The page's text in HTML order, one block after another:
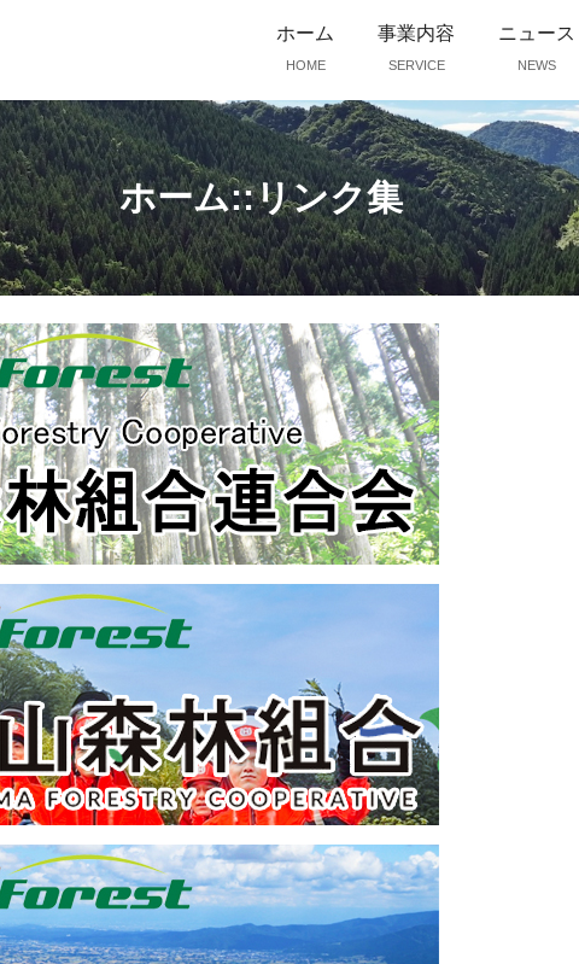
ホーム
HOME
事業内容
SERVICE
ニュース
NEWS
ホーム::リンク集